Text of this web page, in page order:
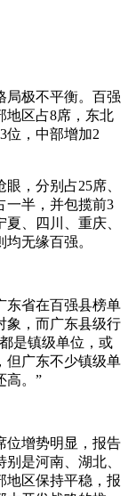
局极不平衡。百强
地区占8席，东北
位，中部增加2
，分别占25席、
一半，并包揽前3
、四川、重庆、
无缘百强。
东省在百强县榜单
象，而广东县级行
是镇级单位，或
但广东不少镇级单
高。”
位增势明显，报告
是河南、湖北、
地区保持平稳，报